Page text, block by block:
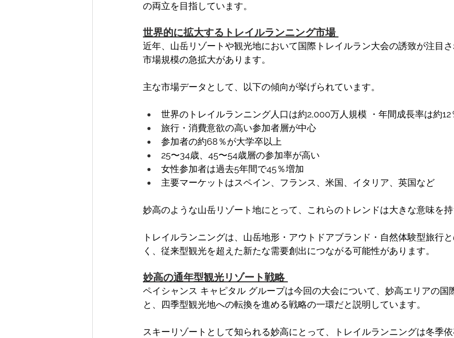
の両立を目指しています。
世界的に拡大するトレイルランニング市場
近年、山岳リゾートや観光地において国際トレイルラン大会の誘致が注目さ
市場規模の急拡大があります。
主な市場データとして、以下の傾向が挙げられています。
世界のトレイルランニング人口は約2,000万人規模 ・年間成長率は約12
旅行・消費意欲の高い参加者層が中心
参加者の約68％が大学卒以上
25〜34歳、45〜54歳層の参加率が高い
女性参加者は過去5年間で45％増加
主要マーケットはスペイン、フランス、米国、イタリア、英国など
妙高のような山岳リゾート地にとって、これらのトレンドは大きな意味を持
トレイルランニングは、山岳地形・アウトドアブランド・自然体験型旅行
く、従来型観光を超えた新たな需要創出につながる可能性があります。
妙高の通年型観光リゾート戦略
ペイシャンス キャピタル グループは今回の大会について、妙高エリアの国
と、四季型観光地への転換を進める戦略の一環だと説明しています。
スキーリゾートとして知られる妙高にとって、トレイルランニングは冬季